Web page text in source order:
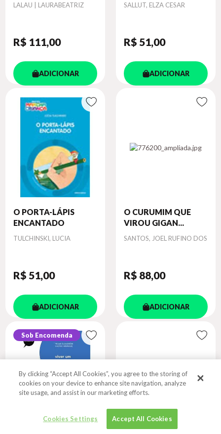
Autor
LALAU | LAURABEATRIZ
R$ 111,00
ADICIONAR
Autor
SALLUT, ELZA CESAR
R$ 51,00
ADICIONAR
O PORTA-LÁPIS
ENCANTADO
Autor
TULCHINSKI, LUCIA
R$ 51,00
ADICIONAR
O CURUMIM QUE
VIROU GIGAN...
Autor
SANTOS, JOEL RUFINO DOS
R$ 88,00
ADICIONAR
Sob Encomenda
By clicking “Accept All Cookies”, you agree to the storing of
cookies on your device to enhance site navigation, analyze
site usage, and assist in our marketing efforts.
Cookies Settings Accept All Cookies